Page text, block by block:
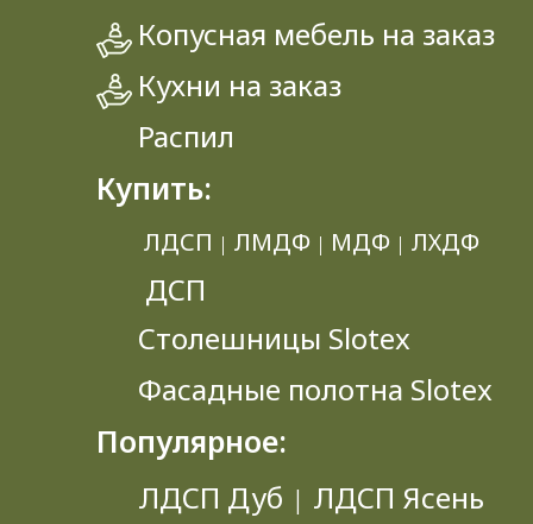
Копусная мебель на заказ
Кухни на заказ
Распил
Купить:
ЛДСП | ЛМДФ | МДФ | ЛХДФ
ДСП
Столешницы Slotex
Фасадные полотна Slotex
Популярное:
ЛДСП Дуб | ЛДСП Ясень